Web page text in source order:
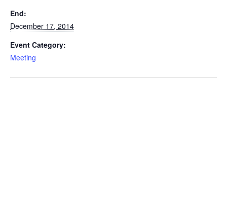
End:
December 17, 2014
Event Category:
Meeting